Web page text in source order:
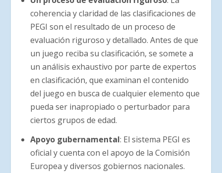
coherencia y claridad de las clasificaciones de
PEGI son el resultado de un proceso de
evaluación riguroso y detallado. Antes de que
un juego reciba su clasificación, se somete a
un análisis exhaustivo por parte de expertos
en clasificación, que examinan el contenido
del juego en busca de cualquier elemento que
pueda ser inapropiado o perturbador para
ciertos grupos de edad.
Apoyo gubernamental: El sistema PEGI es
oficial y cuenta con el apoyo de la Comisión
Europea y diversos gobiernos nacionales.